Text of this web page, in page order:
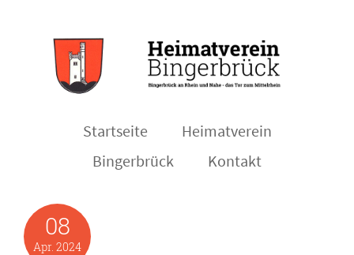
Startseite
Heimatverein
Bingerbrück
Kontakt
08
Apr. 2024